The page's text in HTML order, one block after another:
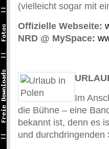
(vielleicht sogar mit
Offizielle Webseite:
NRD @ MySpace:
Im
die Bühne – eine
bekannt ist, denn es
und durchdringenden